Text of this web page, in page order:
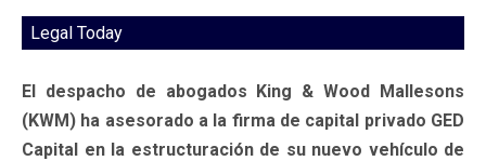
Legal Today
El despacho de abogados King & Wood Mallesons
(KWM) ha asesorado a la firma de capital privado GED
Capital en la estructuración de su nuevo vehículo de